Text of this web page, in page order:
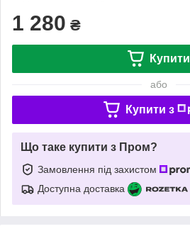
1 280 ₴
Купити
або
Купити з
Що таке купити з Пром?
Замовлення під захистом
Доступна доставка